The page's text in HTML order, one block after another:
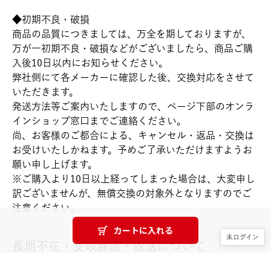
未ログイン
◆初期不良・破損
商品の品質につきましては、万全を期しておりますが、
万が一初期不良・破損などがございましたら、商品ご購
入後10日以内にお知らせください。
弊社側にて各メーカーに確認した後、交換対応をさせて
いただきます。
発送方法等ご案内いたしますので、ページ下部のオンラ
インショップ窓口までご連絡ください。
尚、お客様のご都合による、キャンセル・返品・交換は
お受けいたしかねます。予めご了承いただけますようお
願い申し上げます。
※ご購入より10日以上経ってしまった場合は、大変申し
訳ございませんが、無償交換の対象外となりますのでご
注意ください。
長期不在・受取辞退・返送について
カートに入れる